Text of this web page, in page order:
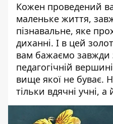
Кожен проведений
маленьке життя,
пізнавальне, яке
диханні. І в цей
вам бажаємо завжди
педагогічній
вище якої не буває.
тільки вдячні учні, а